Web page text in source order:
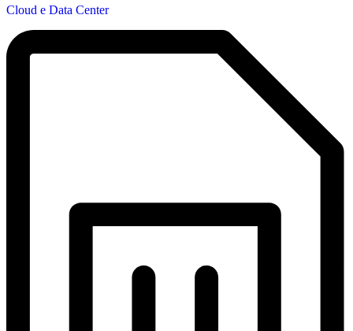
Cloud e Data Center